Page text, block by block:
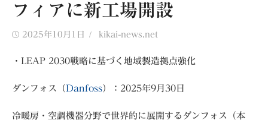
フィアに新工場開設
Posted
2025年10月1日 Author
kikai-news.net
・LEAP 2030戦略に基づく地域製造拠点強化
ダンフォス（ Danfoss）：2025年9月30日
冷暖房・空調機器分野で世界的に展開するダンフォス（本